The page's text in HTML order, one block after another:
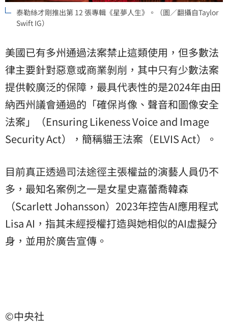
泰勒絲才剛推出第 12 張專輯《星夢人生》。（圖／翻攝自Taylor
Swift IG）
美國已有多州通過法案禁止這類使用，但多數法
律主要針對惡意或商業剝削，其中只有少數法案
提供較廣泛的保障，最具代表性的是2024年由田
納西州議會通過的「確保肖像、聲音和圖像安全
法案」（Ensuring Likeness Voice and Image
Security Act），簡稱貓王法案（ELVIS Act）。
目前真正透過司法途徑主張權益的演藝人員仍不
多，最知名案例之一是女星史嘉蕾喬韓森
（Scarlett Johansson）2023年控告AI應用程式
Lisa AI，指其未經授權打造與她相似的AI虛擬分
身，並用於廣告宣傳。
©中央社